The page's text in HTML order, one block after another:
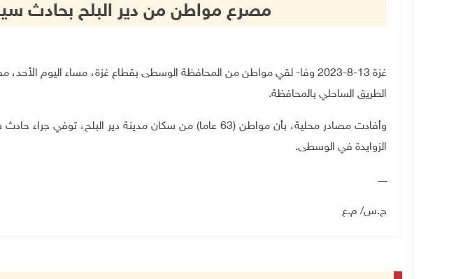
مصرع مواطن من دير البلح بحادث
غزة 13-8-2023 وفا- لقي مواطن من المحافظة الوسطى بقطاع غزة، مساء اليوم
الطريق الساحلي بالمحافظة.
وأفادت مصادر محلية، بأن مواطن (63 عاما) من سكان مدينة دير البلح،
الزوايدة في الوسطى.
ــــــ
ح.س/ م.ع